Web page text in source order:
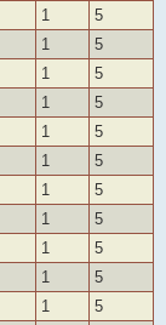
1
5
1
5
1
5
1
5
1
5
1
5
1
5
1
5
1
5
1
5
1
5